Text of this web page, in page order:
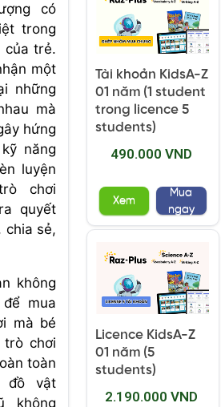
có
trong
của trẻ.
một
những
mà
hứng
năng
luyện
chơi
quyết
chia sẻ,
không
mua
mà bé
trò chơi
toàn
đồ vật
không
Tài khoản KidsA-Z
01 năm (1 student
trong licence 5
students)
490.000 VND
Xem
Mua
ngay
Licence KidsA-Z
01 năm (5
students)
2.190.000 VND